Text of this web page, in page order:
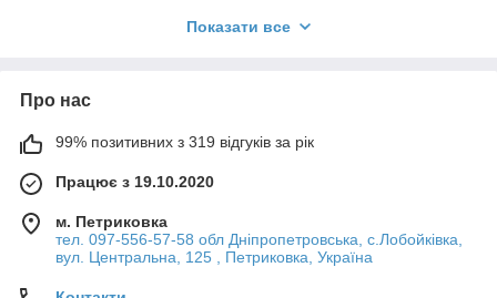
нададуть Вам докладні консультації та допоможуть зробити
Показати все
Про нас
99% позитивних з 319 відгуків за рік
Працює з 19.10.2020
м. Петриковка
тел. 097-556-57-58 обл Дніпропетровська, с.Лобойківка,
вул. Центральна, 125 , Петриковка, Україна